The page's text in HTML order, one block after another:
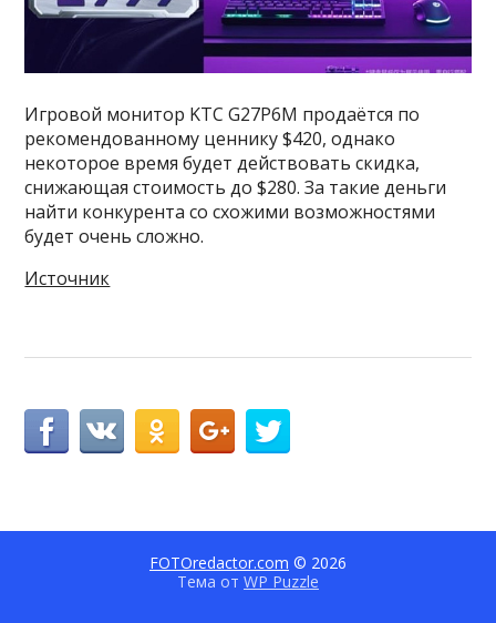
Игровой монитор KTC G27P6M продаётся по
рекомендованному ценнику $420, однако
некоторое время будет действовать скидка,
снижающая стоимость до $280. За такие деньги
найти конкурента со схожими возможностями
будет очень сложно.
Источник
FOTOredactor.com © 2026
Тема от WP Puzzle